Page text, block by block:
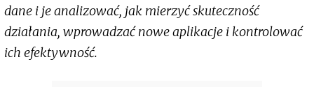
dane i je analizować, jak mierzyć skuteczność
działania, wprowadzać nowe aplikacje i kontrolować
ich efektywność.